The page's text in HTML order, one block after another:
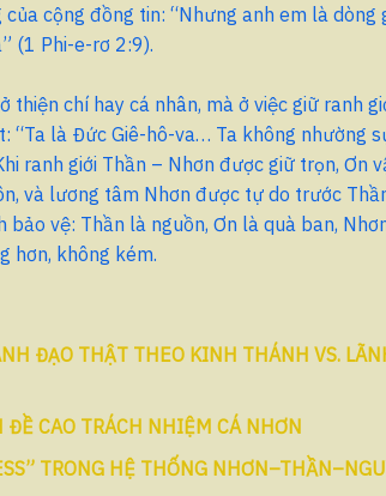
cộng đồng tin: “Nhưng anh em là dòng
(1 Phi-e-rơ 2:9).
thiện chí hay cá nhân, mà ở việc giữ ranh
“Ta là Đức Giê-hô-va… Ta không nhường
ranh giới Thần – Nhơn được giữ trọn, Ơn
và lương tâm Nhơn được tự do trước
vệ: Thần là nguồn, Ơn là quà ban,
hơn, không kém.
ĐẠO THẬT THEO KINH THÁNH VS.
CAO TRÁCH NHIỆM CÁ NHƠN
TRONG HỆ THỐNG